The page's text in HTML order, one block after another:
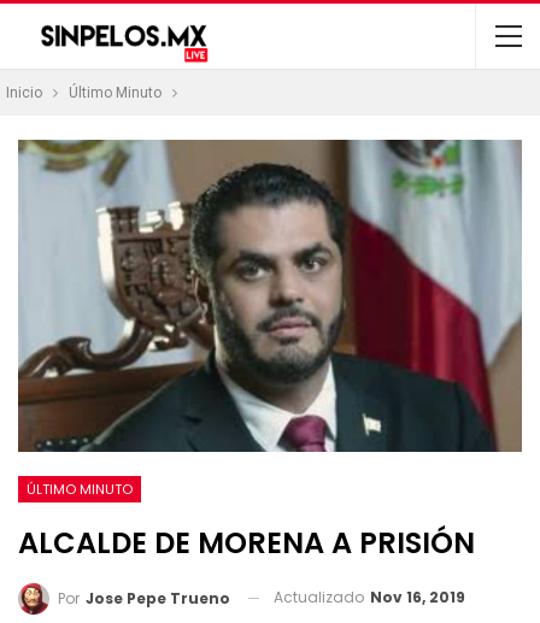
Inicio Último Minuto
ÚLTIMO MINUTO
ALCALDE DE MORENA A PRISIÓN
Por Jose Pepe Trueno Actualizado Nov 16, 2019